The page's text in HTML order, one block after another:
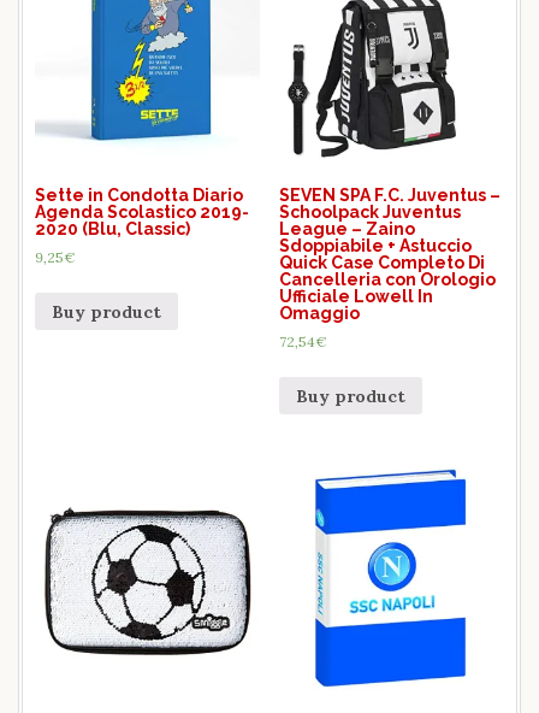
Sette in Condotta Diario
Agenda Scolastico 2019-
2020 (Blu, Classic)
9,25€
Buy product
SEVEN SPA F.C. Juventus –
Schoolpack Juventus
League – Zaino
Sdoppiabile + Astuccio
Quick Case Completo Di
Cancelleria con Orologio
Ufficiale Lowell In
Omaggio
72,54€
Buy product